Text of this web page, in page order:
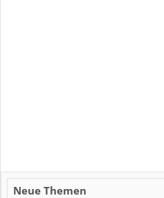
Neue Themen